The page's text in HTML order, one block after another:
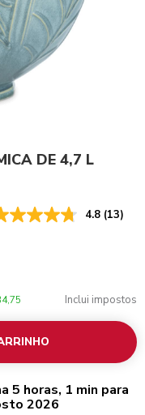
DE 4,7 L
4.8 (13)
Inclui impostos
5 horas, 1 min para
2026